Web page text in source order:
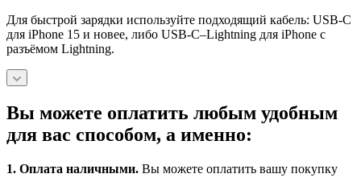
Для быстрой зарядки используйте подходящий кабель: USB‑C
для iPhone 15 и новее, либо USB‑C–Lightning для iPhone с
разъёмом Lightning.
Вы можете оплатить любым удобным
для вас способом, а именно:
1. Оплата наличными. Вы можете оплатить вашу покупку